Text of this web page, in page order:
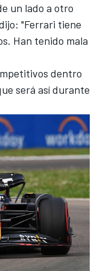
un lado a otro
"Ferrari tiene
Han tenido mala
dentro
será así durante